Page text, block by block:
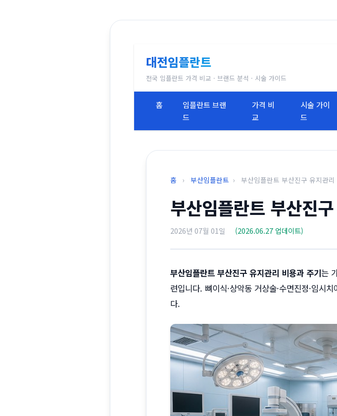
대전임플란트
전국 임플란트 가격 비교 · 브랜드 분석 · 시술 가이드
홈
임플란트 브랜
드
가격 비
교
시술 가이
드
홈 › 부산임플란트 › 부산임플란트 부산진구 유지관리
부산임플란트 부산진
2026년 07월 01일 (2026.06.27 업데이트)
부산임플란트 부산진구 유지관리 비용과 주기는
련입니다. 뼈이식·상악동 거상술·수면진정·임시
다.